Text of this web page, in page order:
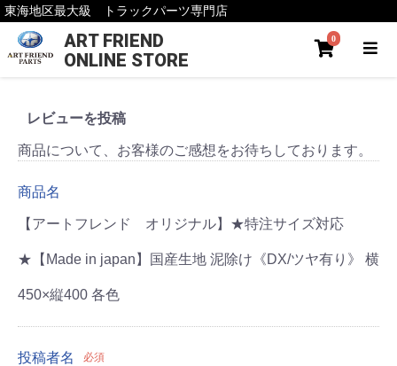
東海地区最大級 トラックパーツ専門店
ART FRIEND
ONLINE STORE
0
レビューを投稿
商品について、お客様のご感想をお待ちしております。
商品名
【アートフレンド オリジナル】★特注サイズ対応
★【Made in japan】国産生地 泥除け《DX/ツヤ有り》 横
450×縦400 各色
投稿者名 必須